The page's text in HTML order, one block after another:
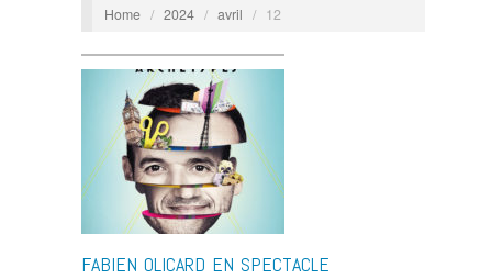
Home / 2024 / avril / 12
FABIEN OLICARD EN SPECTACLE